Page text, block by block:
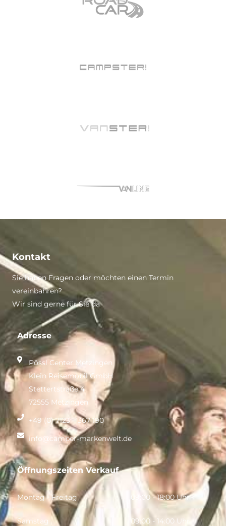
Kontakt
Sie haben Fragen oder möchten einen Termin
vereinbahren?
Wir sind gerne für Sie da
Adresse
Pössl Center Metzingen
Klein Reisemobil GmbH
Stettertstraße 4
72555 Metzingen
+49 (0) 7123 – 367 190
info@camper-markenwelt.de
Öffnungszeiten Verkauf
Montag - Freitag 09:00 - 18:00 Uhr
Samstag 09:00 - 14:00 Uhr